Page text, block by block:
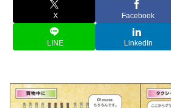
X Facebook
LINE LinkedIn